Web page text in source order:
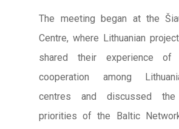
The meeting began at the
Centre, where Lithuanian
shared their experience of
cooperation among
centres and discussed the
priorities of the Baltic